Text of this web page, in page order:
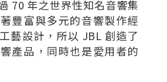
年之世界性知名音響集
豐富與多元的音響製作經
藝設計，所以 JBL 創造了
產品，同時也是愛用者的